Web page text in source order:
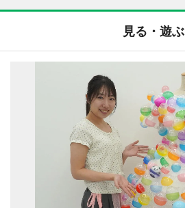
見る・遊ぶ